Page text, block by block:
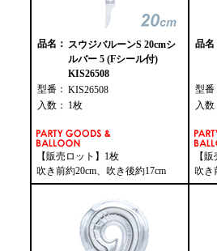
品名： スウジバルーンS 20cmシ
ルバー 5 (Fシール付)
KIS26508
型番： KIS26508
入数： 1枚
【販売ロット】1枚
吹き前約20cm、吹き後約17cm
品名
型番
入数
【
吹